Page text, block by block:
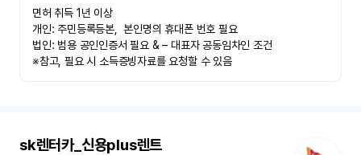
면허 취득 1년 이상
개인: 주민등록등본,  본인명의 휴대폰 번호 필요
법인: 범용 공인인증서 필요 & – 대표자 공동임차인 조건
※참고, 필요 시 소득증빙자료를 요청할 수 있음
sk렌터카_신용plus렌트